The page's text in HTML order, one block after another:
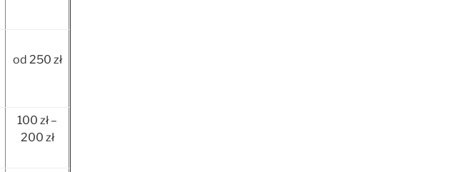
od 250 zł
100 zł –
200 zł